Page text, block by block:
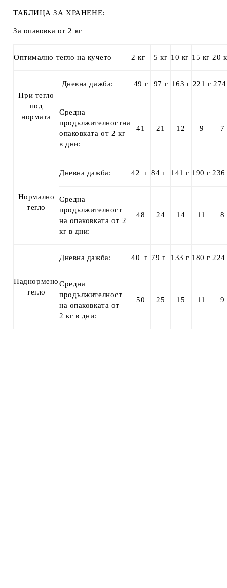
ТАБЛИЦА ЗА ХРАНЕНЕ:
За опаковка от 2 кг
Оптимално тегло на кучето 2 кг 5 кг 10 кг 15 кг 20
При тегло
под
нормата
Дневна дажба: 49 г 97 г 163 г 221 г
Средна
продължителностна
опаковката от 2 кг
в дни:
41 21 12 9 7
Нормално
тегло
Дневна дажба: 42 г 84 г 141 г 190 г 236
Средна
продължителност
на опаковката от 2
кг в дни:
48 24 14 11 8
Наднормено
тегло
Дневна дажба: 40 г 79 г 133 г 180 г 224
Средна
продължителност
на опаковката от
2 кг в дни:
50 25 15 11 9